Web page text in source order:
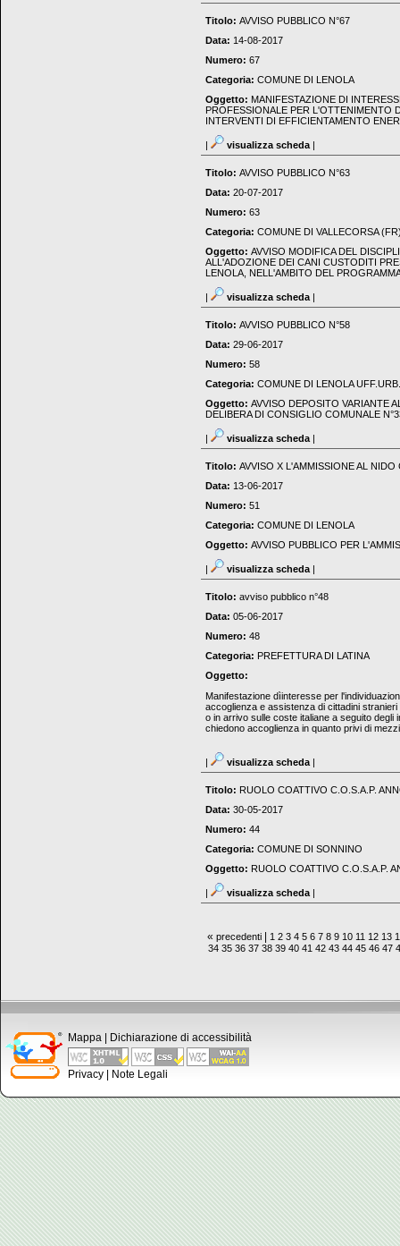
Titolo: AVVISO PUBBLICO N°67
Data: 14-08-2017
Numero: 67
Categoria: COMUNE DI LENOLA
Oggetto: MANIFESTAZIONE DI
PROFESSIONALE PER L'OTTENIMENTO
INTERVENTI DI EFFICIENTAMENTO
visualizza scheda|
Titolo: AVVISO PUBBLICO N°63
Data: 20-07-2017
Numero: 63
Categoria: COMUNE DI VALLECORSA
Oggetto: AVVISO MODIFICA DEL
ALL'ADOZIONE DEI CANI CUSTODITI
LENOLA, NELL'AMBITO DEL
visualizza scheda|
Titolo: AVVISO PUBBLICO N°58
Data: 29-06-2017
Numero: 58
Categoria: COMUNE DI LENOLA UFF.URB.
Oggetto: AVVISO DEPOSITO VARIANTE
DELIBERA DI CONSIGLIO COMUNALE
visualizza scheda|
Titolo: AVVISO X L'AMMISSIONE AL NIDO
Data: 13-06-2017
Numero: 51
Categoria: COMUNE DI LENOLA
Oggetto: AVVISO PUBBLICO PER
visualizza scheda|
Titolo: avviso pubblico n°48
Data: 05-06-2017
Numero: 48
Categoria: PREFETTURA DI LATINA
Oggetto:
Manifestazione dìinteresse per
accoglienza e assistenza di cittadini
o in arrivo sulle coste italiane a seguito
chiedono accoglienza in quanto privi di
| visualizza scheda |
Titolo: RUOLO COATTIVO C.O.S.A.P.
Data: 30-05-2017
Numero: 44
Categoria: COMUNE DI SONNINO
Oggetto: RUOLO COATTIVO C.O.S.A.P.
| visualizza scheda |
«precedenti | 1 2 3 4 5 6 7 8 9 10 11 12 13
34 35 36 37 38 39 40 41 42 43 44 45 46 47
Mappa | Dichiarazione di accessibilità
Privacy | Note Legali